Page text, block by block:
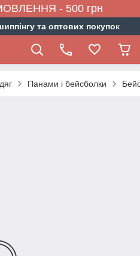
- 500 грн
та оптових покупок
Панами і бейсболки